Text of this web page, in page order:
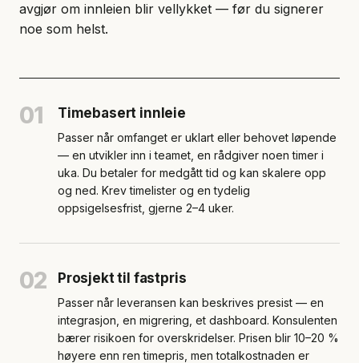
avgjør om innleien blir vellykket — før du signerer
noe som helst.
01 Timebasert innleie
Passer når omfanget er uklart eller behovet løpende
— en utvikler inn i teamet, en rådgiver noen timer i
uka. Du betaler for medgått tid og kan skalere opp
og ned. Krev timelister og en tydelig
oppsigelsesfrist, gjerne 2–4 uker.
02 Prosjekt til fastpris
Passer når leveransen kan beskrives presist — en
integrasjon, en migrering, et dashboard. Konsulenten
bærer risikoen for overskridelser. Prisen blir 10–20 %
høyere enn ren timepris, men totalkostnaden er